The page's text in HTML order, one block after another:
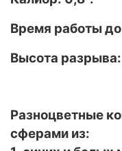
Время работы
Высота
Разноцветные
сферами из: